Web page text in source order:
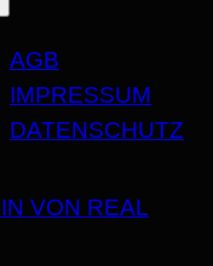
AGB
IMPRESSUM
DATENSCHUTZ
VON REAL